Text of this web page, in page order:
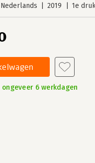
Nederlands 2019 1e
6 werkdagen